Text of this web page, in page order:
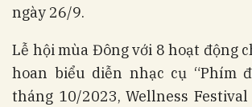
ngày 26/9.
Lễ hội mùa Đông với 8 hoạt động
hoan biểu diễn nhạc cụ “Phím
tháng 10/2023, Wellness